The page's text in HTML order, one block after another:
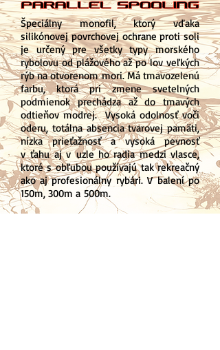
Špeciálny monofil, ktorý vďaka
silikónovej povrchovej ochrane proti soli
je určený pre všetky typy morského
rybolovu od plážového až po lov veľkých
rýb na otvorenom mori. Má tmavozelenú
farbu, ktorá pri zmene svetelných
podmienok prechádza až do tmavých
odtieňov modrej. Vysoká odolnosť voči
oderu, totálna absencia tvarovej pamäti,
nízka prieťažnosť a vysoká pevnosť
v ťahu aj v uzle ho radia medzi vlasce,
ktoré s obľubou používajú tak rekreačný
ako aj profesionálny rybári. V balení po
150m, 300m a 500m.